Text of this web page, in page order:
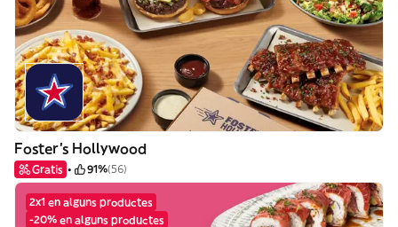
Foster's Hollywood
Gratis 91%(56)
2x1 en alguns productes
-20% en alguns productes